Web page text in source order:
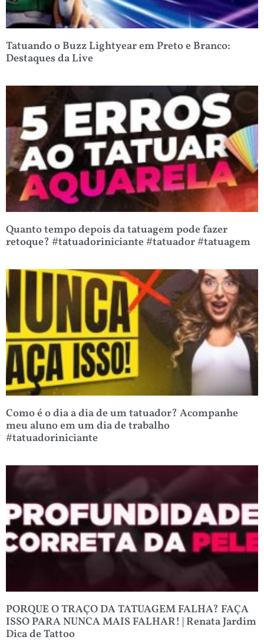
Tatuando o Buzz Lightyear em Preto e Branco:
Destaques da Live
Quanto tempo depois da tatuagem pode fazer
retoque? #tatuadoriniciante #tatuador #tatuagem
Como é o dia a dia de um tatuador? Acompanhe
meu aluno em um dia de trabalho
#tatuadoriniciante
PORQUE O TRAÇO DA TATUAGEM FALHA? FAÇA
ISSO PARA NUNCA MAIS FALHAR! | Renata Jardim
Dica de Tattoo